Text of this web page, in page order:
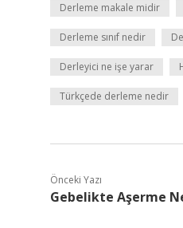
Derleme makale midir
Derleme sınıf nedir
Derleyici ne işe yarar
Türkçede derleme nedir
Önceki Yazı
Gebelikte Aşerme